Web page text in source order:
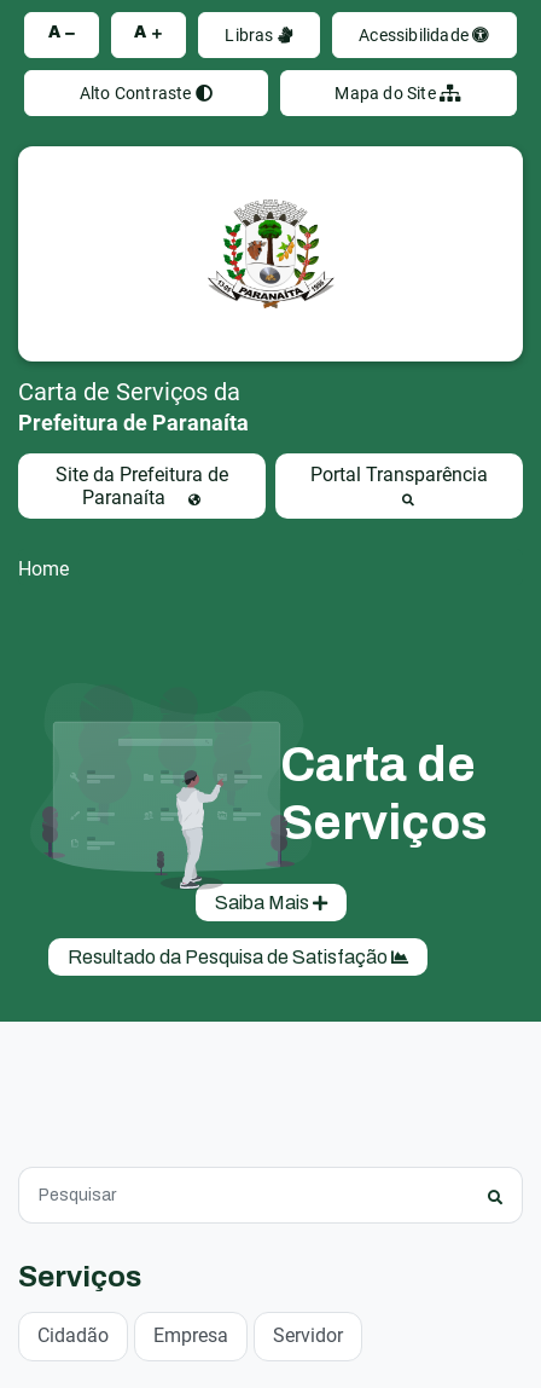
A A Libras Acessibilidade
Alto Contraste Mapa do Site
Carta de Serviços da
Prefeitura de Paranaíta
Site da Prefeitura de
Paranaíta
Portal Transparência
Home
Carta de
Serviços
Saiba Mais
Resultado da Pesquisa de Satisfação
Serviços
Cidadão Empresa Servidor